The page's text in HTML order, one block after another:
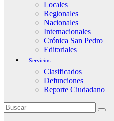
Locales
Regionales
Nacionales
Internacionales
Crónica San Pedro
Editoriales
Servicios
Clasificados
Defunciones
Reporte Ciudadano